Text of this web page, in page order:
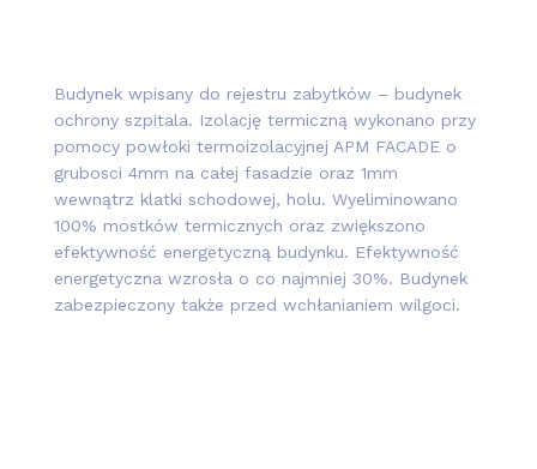
Budynek wpisany do rejestru zabytków – budynek
ochrony szpitala. Izolację termiczną wykonano przy
pomocy powłoki termoizolacyjnej APM FACADE o
grubosci 4mm na całej fasadzie oraz 1mm
wewnątrz klatki schodowej, holu. Wyeliminowano
100% mostków termicznych oraz zwiększono
efektywność energetyczną budynku. Efektywność
energetyczna wzrosła o co najmniej 30%. Budynek
zabezpieczony także przed wchłanianiem wilgoci.